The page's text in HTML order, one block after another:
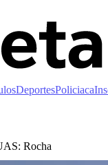
DeportesPoliciaca
Rocha